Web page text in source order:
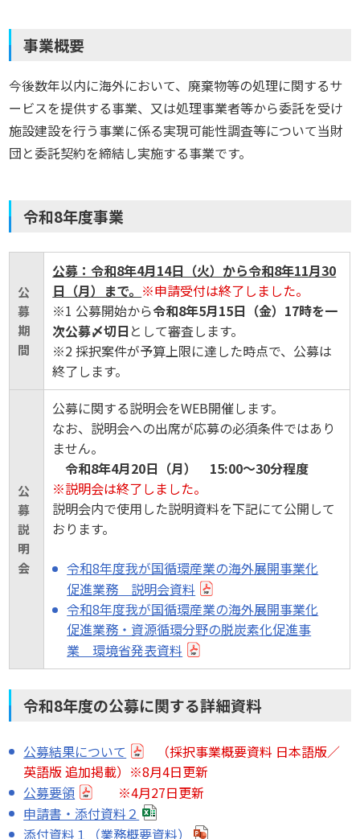
事業概要
今後数年以内に海外において、廃棄物等の処理に関するサ
ービスを提供する事業、又は処理事業者等から委託を受け
施設建設を行う事業に係る実現可能性調査等について当財
団と委託契約を締結し実施する事業です。
令和8年度事業
公
募
期
間
公募：令和8年4月14日（火）から令和8年11月30
日（月）まで。 ※申請受付は終了しました。
※1 公募開始から令和8年5月15日（金）17時を一
次公募〆切日 として審査します。
※2 採択案件が予算上限に達した時点で、公募は
終了します。
公
募
説
明
会
公募に関する説明会をWEB開催します。
なお、説明会への出席が応募の必須条件ではあり
ません。
令和8年4月20日（月） 15:00～30分程度
※説明会は終了しました。
説明会内で使用した説明資料を下記にて公開して
おります。
令和8年度我が国循環産業の海外展開事業化
促進業務 説明会資料
令和8年度我が国循環産業の海外展開事業化
促進業務・資源循環分野の脱炭素化促進事
業 環境省発表資料
令和8年度の公募に関する詳細資料
公募結果について
（採択事業概要資料 日本語版／
英語版 追加掲載）※8月4日更新
公募要領
※4月27日更新
申請書・添付資料２
添付資料１（業務概要資料）